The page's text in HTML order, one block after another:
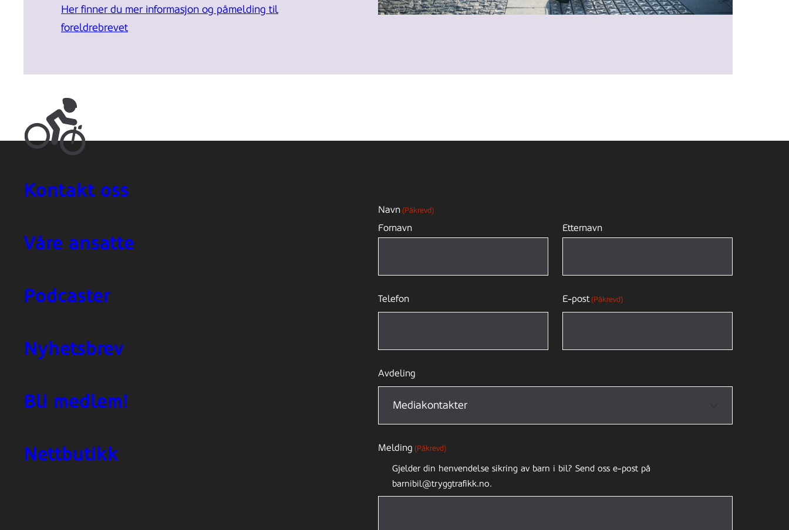
Her finner du mer informasjon og påmelding til
foreldrebrevet
Kontakt oss
Våre ansatte
Podcaster
Nyhetsbrev
Bli medlem!
Nettbutikk
Navn (Påkrevd)
Fornavn Etternavn
Telefon E-post (Påkrevd)
Avdeling
Melding (Påkrevd)
Gjelder din henvendelse sikring av barn i bil? Send oss e-post på
barnibil@tryggtrafikk.no.